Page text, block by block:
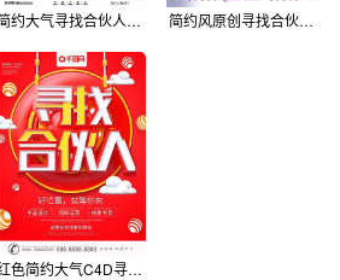
简约大气寻找合伙人招聘海报 简约风原创寻找合伙人招募合伙人海报
红色简约大气C4D寻找合伙人海报